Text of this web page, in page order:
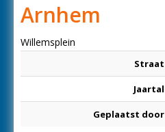
Arnhem
Willemsplein
Straat
Jaartal
Geplaatst door